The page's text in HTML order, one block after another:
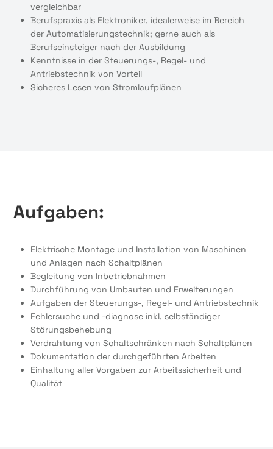
vergleichbar
Berufspraxis als Elektroniker, idealerweise im Bereich
der Automatisierungstechnik; gerne auch als
Berufseinsteiger nach der Ausbildung
Kenntnisse in der Steuerungs-, Regel- und
Antriebstechnik von Vorteil
Sicheres Lesen von Stromlaufplänen
Aufgaben:
Elektrische Montage und Installation von Maschinen
und Anlagen nach Schaltplänen
Begleitung von Inbetriebnahmen
Durchführung von Umbauten und Erweiterungen
Aufgaben der Steuerungs-, Regel- und Antriebstechnik
Fehlersuche und -diagnose inkl. selbständiger
Störungsbehebung
Verdrahtung von Schaltschränken nach Schaltplänen
Dokumentation der durchgeführten Arbeiten
Einhaltung aller Vorgaben zur Arbeitssicherheit und
Qualität